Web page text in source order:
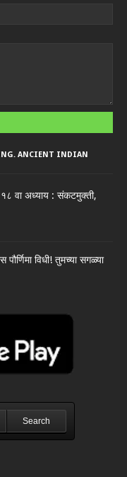
ANCIENT INDIAN
वा अध्याय : संकटमुक्ती,
पौर्णिमा विधी! तुमच्या सगळ्या
Search